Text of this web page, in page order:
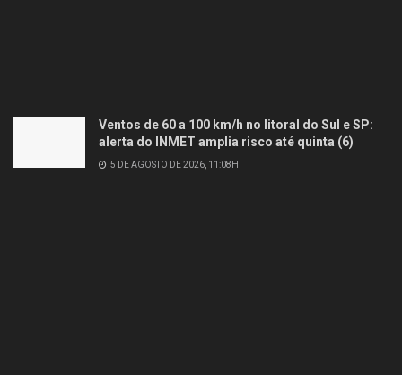
Ventos de 60 a 100 km/h no litoral do Sul e SP:
alerta do INMET amplia risco até quinta (6)
5 DE AGOSTO DE 2026, 11:08H